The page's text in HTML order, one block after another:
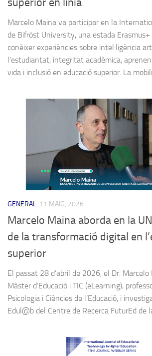
Marcelo Maina va participar en la
de Bifröst University, una estada
conèixer experiències sobre intel·ligència
l’estudiantat, integritat acadèmica,
vida i inclusió en educació superior. La
GENERAL 11 MAIG, 2026
Marcelo Maina aborda en la
de la transformació digital en
superior
El passat 28 d’abril de 2026, el Dr.
Màster d’Educació i TIC (eLearning),
Psicologia i Ciències de l’Educació, i
Edul@b del Centre de Recerca FuturEd de